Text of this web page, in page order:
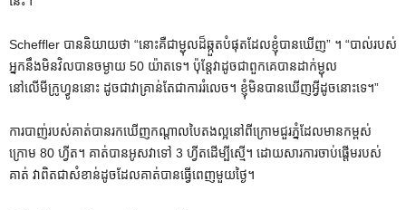
Scheffler បាននិយាយថា “នោះគឺជាម្ជុលដ៏ឆ្កួតបំផុតដែលខ្ញុំបានឃើញ” ។ “បាល់របស់
អ្នកនឹងមិនវិលបានចម្ងាយ 50 យ៉ាតទេ។ ប៉ុន្តែវាដូចជាពួកគេបានដាក់ម្ជុល
នៅលើមីក្រូហ្វូននោះ ដូចជាវាគ្រាន់តែជាការរំលេច។ ខ្ញុំមិនបានឃើញអ្វីដូចនោះទេ។”
ការ​បាញ់​របស់​គាត់​បាន​រក​ឃើញ​កណ្តាល​បៃតង​ល្អ​នៅ​ពី​ក្រោម​ជួរ​ភ្នំ​ដែល​មាន​កម្ពស់​
ក្រោម 80 ហ្វីត។ គាត់បានអូសវាទៅ 3 ហ្វីតដើម្បីស្មើ។ ដោយសារការចាប់ផ្តើមរបស់
គាត់ វាពិតជាសំខាន់ដូចដែលគាត់បានធ្វើពេញមួយថ្ងៃ។